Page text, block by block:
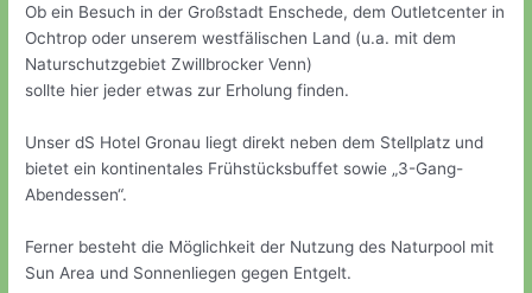
Ob ein Besuch in der Großstadt Enschede, dem Outletcenter in
Ochtrop oder unserem westfälischen Land (u.a. mit dem
Naturschutzgebiet Zwillbrocker Venn)
sollte hier jeder etwas zur Erholung finden.
Unser dS Hotel Gronau liegt direkt neben dem Stellplatz und
bietet ein kontinentales Frühstücksbuffet sowie „3-Gang-
Abendessen“.
Ferner besteht die Möglichkeit der Nutzung des Naturpool mit
Sun Area und Sonnenliegen gegen Entgelt.